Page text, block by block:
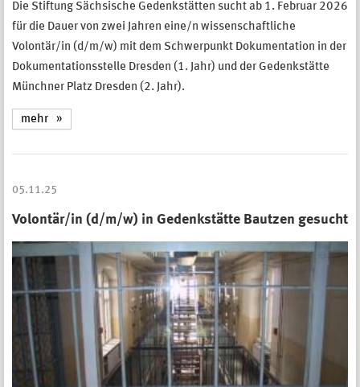
Die Stiftung Sächsische Gedenkstätten sucht ab 1. Februar 2026
für die Dauer von zwei Jahren eine/n wissenschaftliche
Volontär/in (d/m/w) mit dem Schwerpunkt Dokumentation in der
Dokumentationsstelle Dresden (1. Jahr) und der Gedenkstätte
Münchner Platz Dresden (2. Jahr).
mehr
05.11.25
Volontär/in (d/m/w) in Gedenkstätte Bautzen gesucht